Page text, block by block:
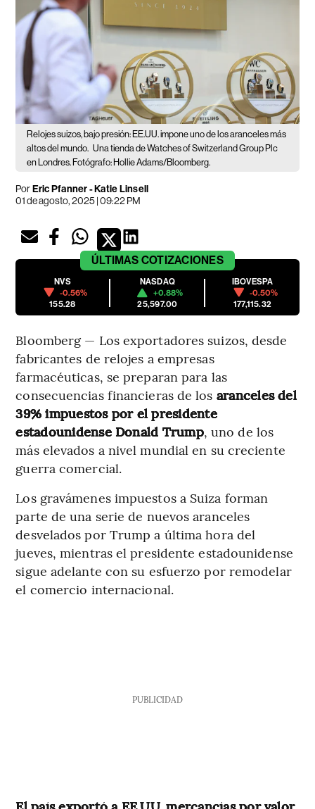
Relojes suizos, bajo presión: EE.UU. impone uno de los aranceles más
altos del mundo. Una tienda de Watches of Switzerland Group Plc
en Londres. Fotógrafo: Hollie Adams/Bloomberg.
PorEric Pfanner - Katie Linsell
01 de agosto, 2025 | 09:22 PM
ÚLTIMAS COTIZACIONES
NVS
-0.56%
155.28
NASDAQ
+0.88%
25,597.00
IBOVESPA
-0.50%
177,115.32
Bloomberg — Los exportadores suizos, desde
fabricantes de relojes a empresas
farmacéuticas, se preparan para las
consecuencias financieras de los aranceles del
39% impuestos por el presidente
estadounidense Donald Trump, uno de los
más elevados a nivel mundial en su creciente
guerra comercial.
Los gravámenes impuestos a Suiza forman
parte de una serie de nuevos aranceles
desvelados por Trump a última hora del
jueves, mientras el presidente estadounidense
sigue adelante con su esfuerzo por remodelar
el comercio internacional.
PUBLICIDAD